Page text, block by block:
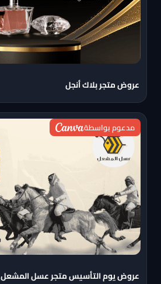
عروض متجر بلاك أنجل
مدعوم بواسطة
عروض يوم التأسيس متجر عسل المشعل